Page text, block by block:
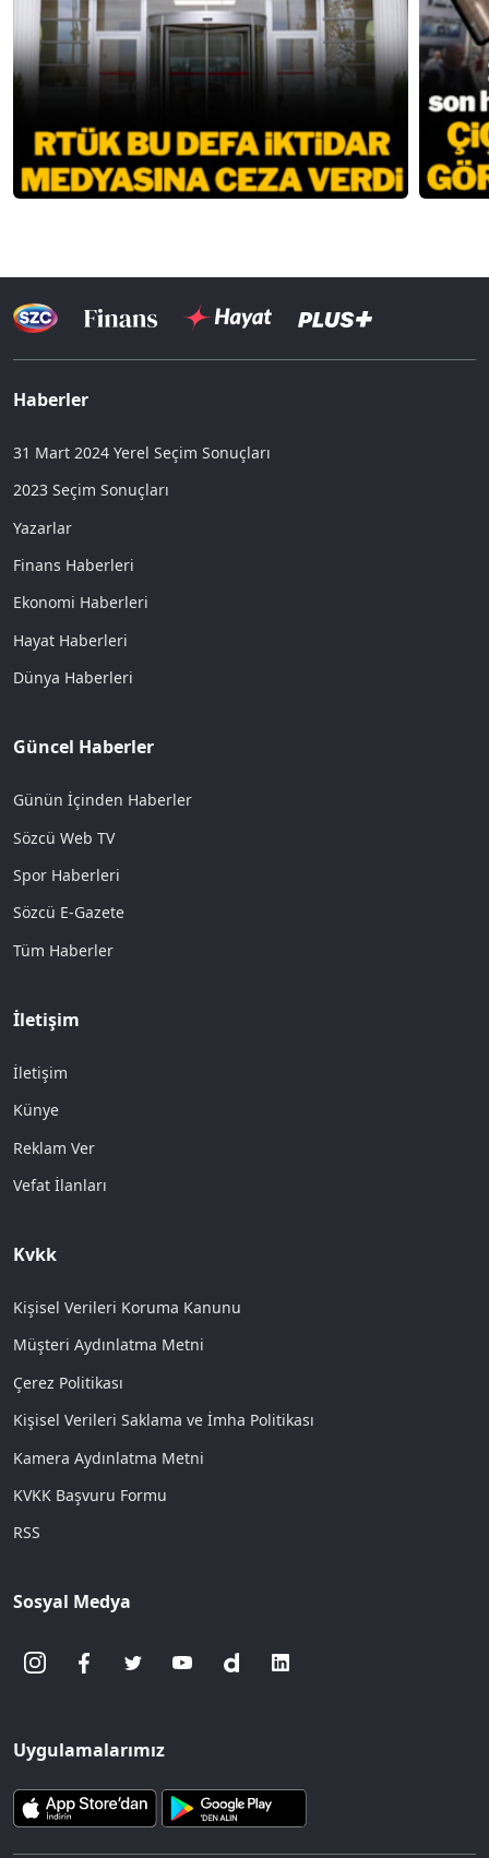
Haberler
31 Mart 2024 Yerel Seçim Sonuçları
2023 Seçim Sonuçları
Yazarlar
Finans Haberleri
Ekonomi Haberleri
Hayat Haberleri
Dünya Haberleri
Güncel Haberler
Günün İçinden Haberler
Sözcü Web TV
Spor Haberleri
Sözcü E-Gazete
Tüm Haberler
İletişim
İletişim
Künye
Reklam Ver
Vefat İlanları
Kvkk
Kişisel Verileri Koruma Kanunu
Müşteri Aydınlatma Metni
Çerez Politikası
Kişisel Verileri Saklama ve İmha Politikası
Kamera Aydınlatma Metni
KVKK Başvuru Formu
RSS
Sosyal Medya
Uygulamalarımız